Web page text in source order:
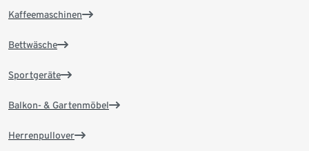
Kaffeemaschinen
Bettwäsche
Sportgeräte
Balkon- & Gartenmöbel
Herrenpullover